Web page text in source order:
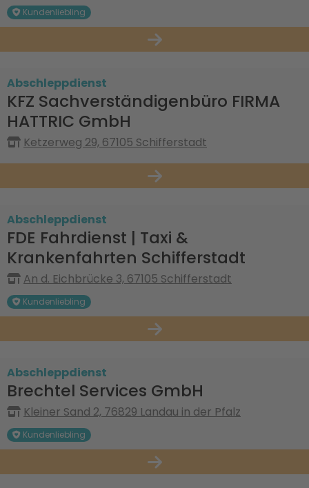
Kundenliebling
Abschleppdienst
KFZ Sachverständigenbüro FIRMA
HATTRIC GmbH
Ketzerweg 29, 67105 Schifferstadt
Abschleppdienst
FDE Fahrdienst | Taxi &
Krankenfahrten Schifferstadt
An d. Eichbrücke 3, 67105 Schifferstadt
Kundenliebling
Abschleppdienst
Brechtel Services GmbH
Kleiner Sand 2, 76829 Landau in der Pfalz
Kundenliebling